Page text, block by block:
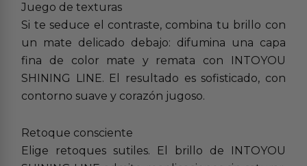
Juego de texturas
Si te seduce el contraste, combina tu brillo con
un mate delicado debajo: difumina una capa
fina de color mate y remata con INTOYOU
SHINING LINE. El resultado es sofisticado, con
contorno suave y corazón jugoso.
Retoque consciente
Elige retoques sutiles. El brillo de INTOYOU